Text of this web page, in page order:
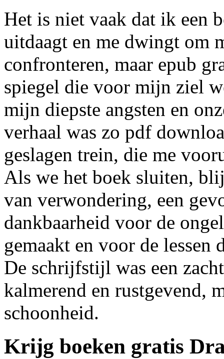
Het is niet vaak dat ik een
uitdaagt en me dwingt om
confronteren, maar epub
spiegel die voor mijn ziel
mijn diepste angsten en
verhaal was zo pdf
geslagen trein, die me
Als we het boek sluiten,
van verwondering, een
dankbaarheid voor de
gemaakt en voor de lessen
De schrijfstijl was een
kalmerend en rustgevend,
schoonheid.
Krijg boeken gratis